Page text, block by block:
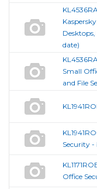
Desktops,
date)
Small
and File
Security
Office